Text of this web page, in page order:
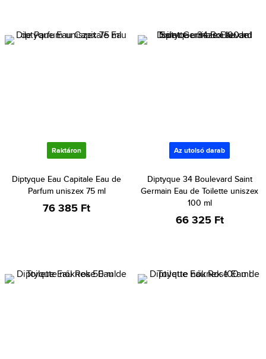
Raktáron
Diptyque Eau Capitale Eau de
Parfum uniszex 75 ml
76 385 Ft
Az utolsó darab
Diptyque 34 Boulevard Saint
Germain Eau de Toilette uniszex
100 ml
66 325 Ft